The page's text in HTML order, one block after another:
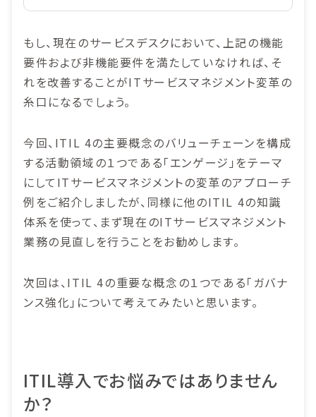
もし、現在のサービスデスクにおいて、上記の機能
要件および非機能要件を満たしていなければ、そ
れを改善することがITサービスマネジメント変革の
糸口になるでしょう。
今回、ITIL 4の主要概念のバリューチェーンを構成
する活動領域の１つである「エンゲージ」をテーマ
にしてITサービスマネジメントの変革のアプローチ
例をご紹介しましたが、同様に他のITIL 4の知識
体系を使って、まず現在のITサービスマネジメント
業務の見直しを行うことをお勧めします。
次回は、ITIL 4の重要な概念の１つである「ガバナ
ンス強化」について考えてみたいと思います。
ITIL導入でお悩みではありません
か？